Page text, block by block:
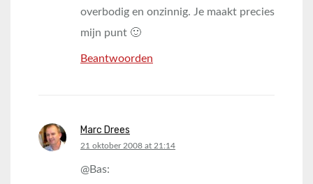
overbodig en onzinnig. Je maakt precies
mijn punt 🙂
Beantwoorden
Marc Drees
says:
21 oktober 2008 at 21:14
@Bas: